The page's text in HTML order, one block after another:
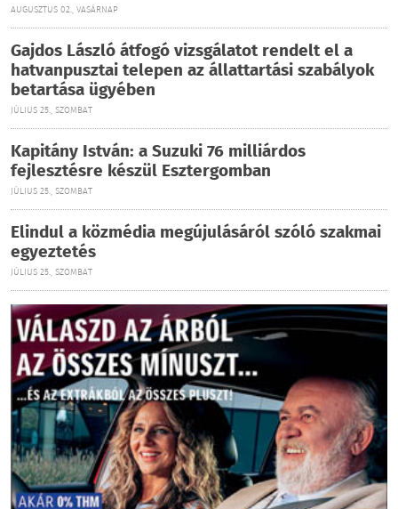
AUGUSZTUS 02., VASÁRNAP
Gajdos László átfogó vizsgálatot rendelt el a
hatvanpusztai telepen az állattartási szabályok
betartása ügyében
JÚLIUS 25., SZOMBAT
Kapitány István: a Suzuki 76 milliárdos
fejlesztésre készül Esztergomban
JÚLIUS 25., SZOMBAT
Elindul a közmédia megújulásáról szóló szakmai
egyeztetés
JÚLIUS 25., SZOMBAT